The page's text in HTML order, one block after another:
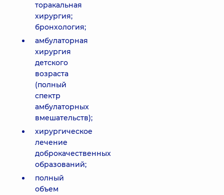
торакальная
хирургия;
бронхология;
амбулаторная
хирургия
детского
возраста
(полный
спектр
амбулаторных
вмешательств);
хирургическое
лечение
доброкачественных
образований;
полный
объем